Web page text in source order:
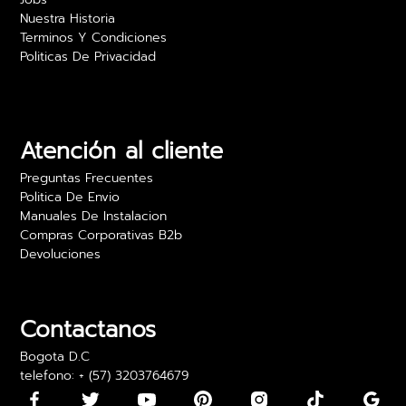
Camilo Rojas
recomiendo para oficinas.
24 abril 2024
Daniela Martínez
doblados. Los pude usar, pero fue algo incómodo
15 mayo 2024
Nuestra Historia
Terminos Y Condiciones
Politicas De Privacidad
Atención al cliente
Preguntas Frecuentes
Politica De Envio
Manuales De Instalacion
Compras Corporativas B2b
Devoluciones
Contactanos
Bogota D.C
telefono: + (57) 3203764679